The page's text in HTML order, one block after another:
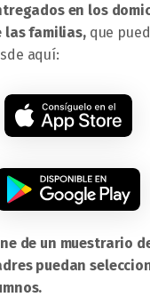
en los
las familias, que
aquí:
de un muestrario
puedan